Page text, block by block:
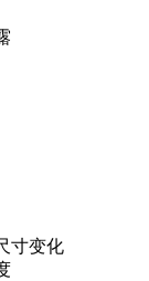
寸变化